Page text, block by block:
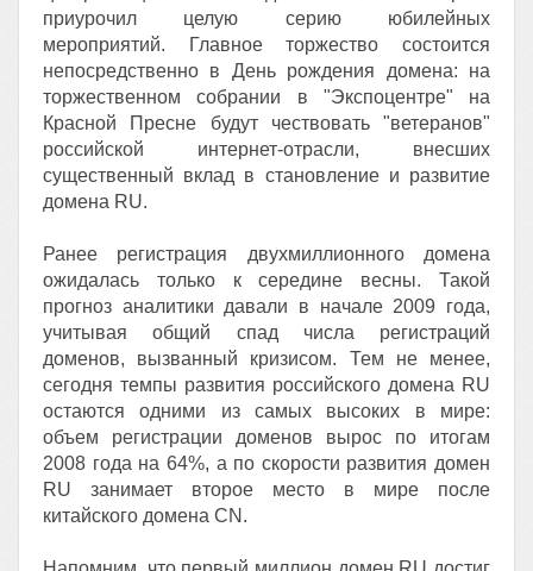
приурочил целую серию юбилейных
мероприятий. Главное торжество состоится
непосредственно в День рождения домена: на
торжественном собрании в "Экспоцентре" на
Красной Пресне будут чествовать "ветеранов"
российской интернет-отрасли, внесших
существенный вклад в становление и развитие
домена RU.
Ранее регистрация двухмиллионного домена
ожидалась только к середине весны. Такой
прогноз аналитики давали в начале 2009 года,
учитывая общий спад числа регистраций
доменов, вызванный кризисом. Тем не менее,
сегодня темпы развития российского домена RU
остаются одними из самых высоких в мире:
объем регистрации доменов вырос по итогам
2008 года на 64%, а по скорости развития домен
RU занимает второе место в мире после
китайского домена CN.